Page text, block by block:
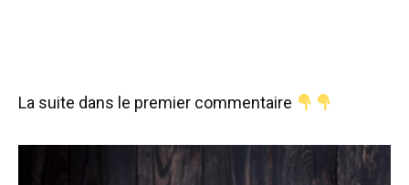
La suite dans le premier commentaire